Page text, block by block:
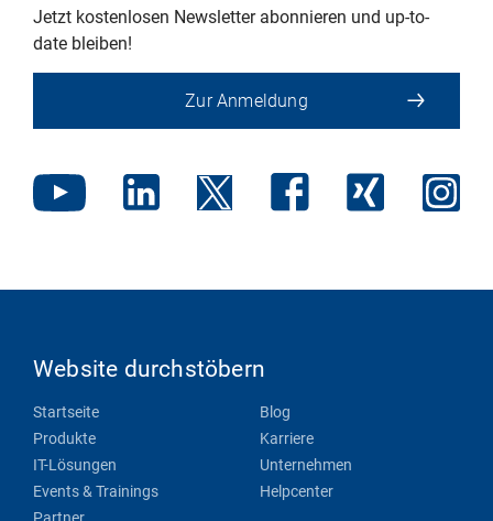
Jetzt kostenlosen Newsletter abonnieren und up-to-
date bleiben!
Zur Anmeldung
Website durchstöbern
Startseite
Produkte
IT-Lösungen
Events & Trainings
Blog
Karriere
Unternehmen
Helpcenter